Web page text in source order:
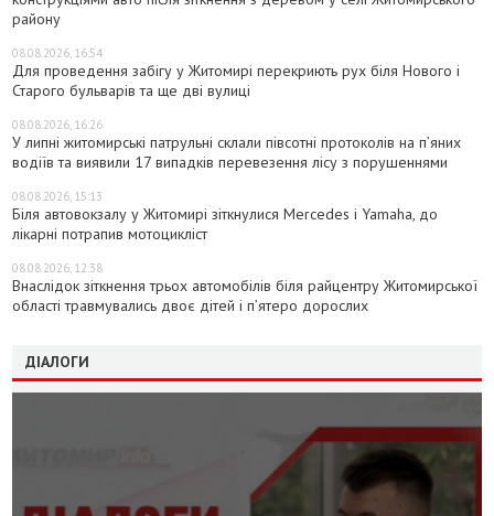
району
08.08.2026, 16:54
Для проведення забігу у Житомирі перекриють рух біля Нового і
Старого бульварів та ще дві вулиці
08.08.2026, 16:26
У липні житомирські патрульні склали півсотні протоколів на пʼяних
водіїв та виявили 17 випадків перевезення лісу з порушеннями
08.08.2026, 15:13
Біля автовокзалу у Житомирі зіткнулися Mercedes і Yamaha, до
лікарні потрапив мотоцикліст
08.08.2026, 12:38
Внаслідок зіткнення трьох автомобілів біля райцентру Житомирської
області травмувались двоє дітей і пʼятеро дорослих
ДІАЛОГИ